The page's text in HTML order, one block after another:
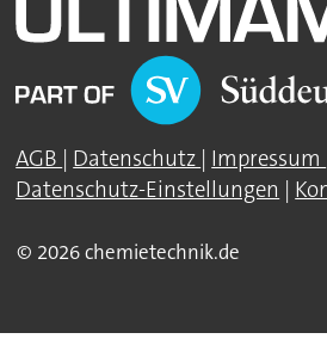
AGB | Datenschutz | Impressum
Datenschutz-Einstellungen |
© 2026 chemietechnik.de